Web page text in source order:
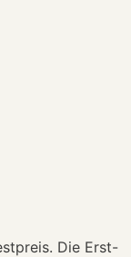
Die Erst-